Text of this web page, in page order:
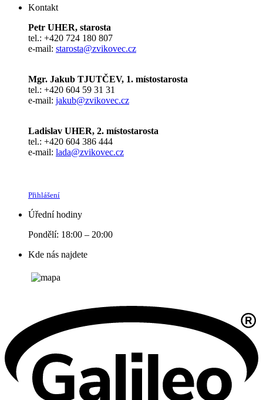
Kontakt
Petr UHER, starosta
tel.: +420 724 180 807
e-mail: starosta@zvikovec.cz
Mgr. Jakub TJUTČEV, 1. místostarosta
tel.: +420 604 59 31 31
e-mail: jakub@zvikovec.cz
Ladislav UHER, 2. místostarosta
tel.: +420 604 386 444
e-mail: lada@zvikovec.cz
Přihlášení
Úřední hodiny
Pondělí: 18:00 – 20:00
Kde nás najdete